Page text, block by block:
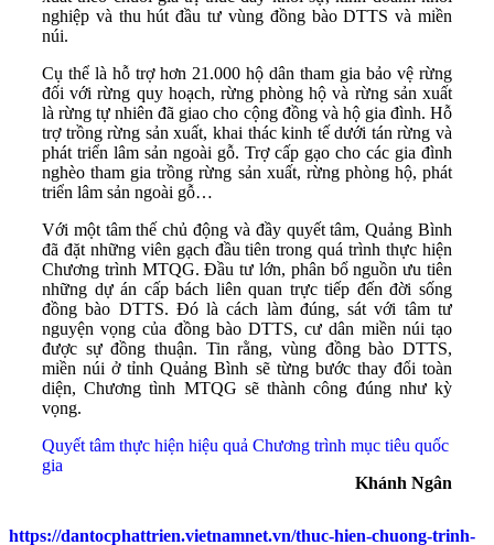
nghiệp và thu hút đầu tư vùng đồng bào DTTS và miền
núi.
Cụ thể là hỗ trợ hơn 21.000 hộ dân tham gia bảo vệ rừng
đối với rừng quy hoạch, rừng phòng hộ và rừng sản xuất
là rừng tự nhiên đã giao cho cộng đồng và hộ gia đình. Hỗ
trợ trồng rừng sản xuất, khai thác kinh tế dưới tán rừng và
phát triển lâm sản ngoài gỗ. Trợ cấp gạo cho các gia đình
nghèo tham gia trồng rừng sản xuất, rừng phòng hộ, phát
triển lâm sản ngoài gỗ…
Với một tâm thế chủ động và đầy quyết tâm, Quảng Bình
đã đặt những viên gạch đầu tiên trong quá trình thực hiện
Chương trình MTQG. Đầu tư lớn, phân bổ nguồn ưu tiên
những dự án cấp bách liên quan trực tiếp đến đời sống
đồng bào DTTS. Đó là cách làm đúng, sát với tâm tư
nguyện vọng của đồng bào DTTS, cư dân miền núi tạo
được sự đồng thuận. Tin rằng, vùng đồng bào DTTS,
miền núi ở tỉnh Quảng Bình sẽ từng bước thay đổi toàn
diện, Chương tình MTQG sẽ thành công đúng như kỳ
vọng.
Quyết tâm thực hiện hiệu quả Chương trình mục tiêu quốc
gia
Khánh Ngân
https://dantocphattrien.vietnamnet.vn/thuc-hien-chuong-trinh-